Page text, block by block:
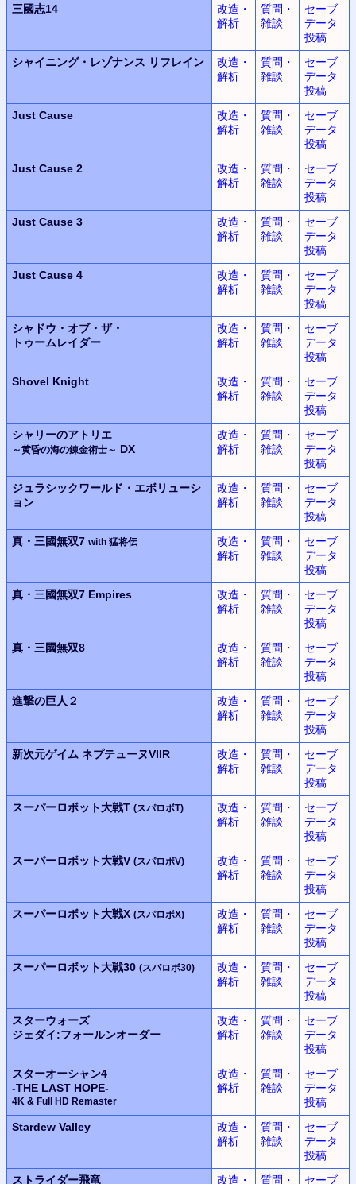
三國志14
改造・
解析
質問・
雑談
セーブ
データ
投稿
シャイニング・レゾナンス リフレイン
改造・
解析
質問・
雑談
セーブ
データ
投稿
Just Cause
改造・
解析
質問・
雑談
セーブ
データ
投稿
Just Cause 2
改造・
解析
質問・
雑談
セーブ
データ
投稿
Just Cause 3
改造・
解析
質問・
雑談
セーブ
データ
投稿
Just Cause 4
改造・
解析
質問・
雑談
セーブ
データ
投稿
シャドウ・オブ・ザ・
トゥームレイダー
改造・
解析
質問・
雑談
セーブ
データ
投稿
Shovel Knight
改造・
解析
質問・
雑談
セーブ
データ
投稿
シャリーのアトリエ
～黄昏の海の錬金術士～ DX
改造・
解析
質問・
雑談
セーブ
データ
投稿
ジュラシックワールド・エボリューシ
ョン
改造・
解析
質問・
雑談
セーブ
データ
投稿
真・三國無双7 with 猛将伝
改造・
解析
質問・
雑談
セーブ
データ
投稿
真・三國無双7 Empires
改造・
解析
質問・
雑談
セーブ
データ
投稿
真・三國無双8
改造・
解析
質問・
雑談
セーブ
データ
投稿
進撃の巨人２
改造・
解析
質問・
雑談
セーブ
データ
投稿
新次元ゲイム ネプテューヌVIIR
改造・
解析
質問・
雑談
セーブ
データ
投稿
スーパーロボット大戦T (スパロボT)
改造・
解析
質問・
雑談
セーブ
データ
投稿
スーパーロボット大戦V (スパロボV)
改造・
解析
質問・
雑談
セーブ
データ
投稿
スーパーロボット大戦X (スパロボX)
改造・
解析
質問・
雑談
セーブ
データ
投稿
スーパーロボット大戦30 (スパロボ30)
改造・
解析
質問・
雑談
セーブ
データ
投稿
スターウォーズ
ジェダイ:フォールンオーダー
改造・
解析
質問・
雑談
セーブ
データ
投稿
スターオーシャン4
-THE LAST HOPE-
4K & Full HD Remaster
改造・
解析
質問・
雑談
セーブ
データ
投稿
Stardew Valley
改造・
解析
質問・
雑談
セーブ
データ
投稿
ストライダー飛竜
改造・ 質問・ セーブ